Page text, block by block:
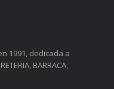
1991, dedicada a
BARRACA,